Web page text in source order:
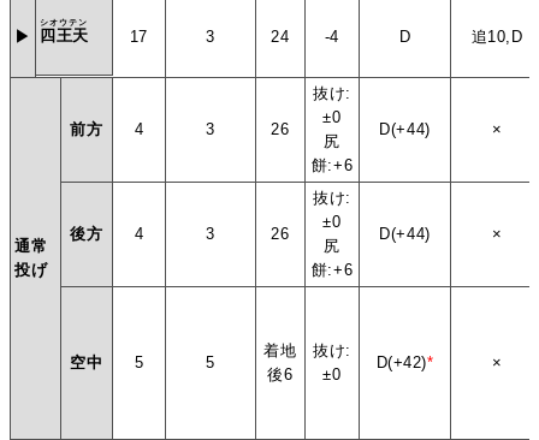
▶ 四王天
シオウテン
17 3 24 -4 D 追10,D
通常
投げ
前方 4 3 26
抜け:
±0
尻
餅:+6
D(+44) ×
後方 4 3 26
抜け:
±0
尻
餅:+6
D(+44) ×
空中 5 5
着地
後6
抜け:
±0
D(+42)* ×